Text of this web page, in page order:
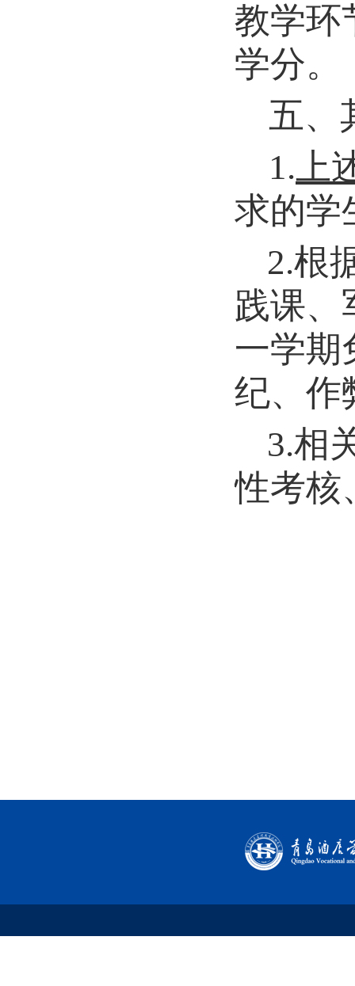
教学环
学分。
五、
1.上
求的学
2.根
践课、
一学期
纪、作
3.相
性考核